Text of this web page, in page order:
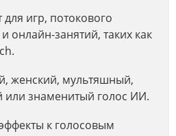
игр, потокового
онлайн-занятий, таких как
женский, мультяшный,
знаменитый голос ИИ.
к голосовым